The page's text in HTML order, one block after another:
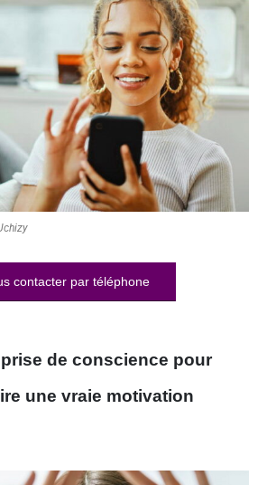
contacter par téléphone
de conscience pour
une vraie motivation